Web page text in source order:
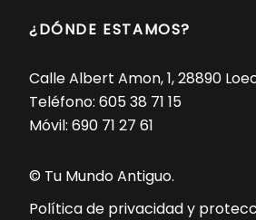
¿DÓNDE ESTAMOS?
Calle Albert Amon, 1, 28890
Teléfono: 605 38 71 15
Móvil: 690 71 27 61
© Tu Mundo Antiguo.
Política de privacidad y